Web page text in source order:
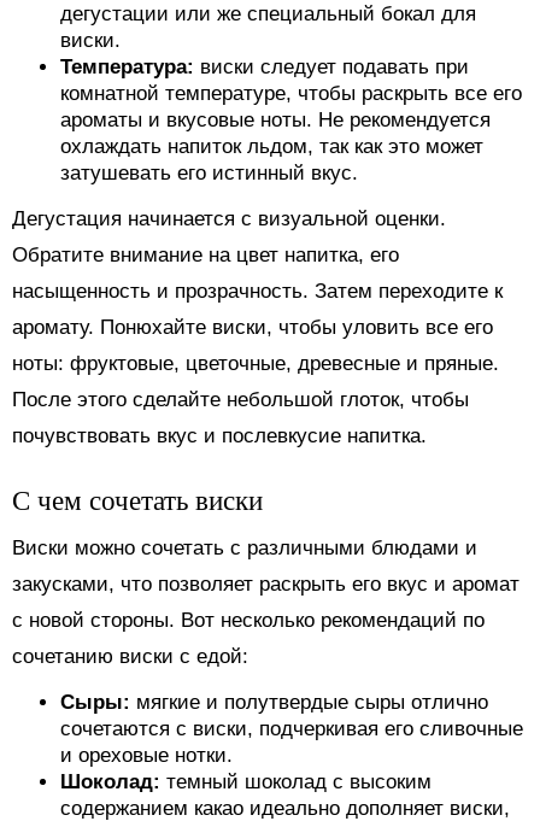
дегустации или же специальный бокал для
виски.
Температура: виски следует подавать при
комнатной температуре, чтобы раскрыть все его
ароматы и вкусовые ноты. Не рекомендуется
охлаждать напиток льдом, так как это может
затушевать его истинный вкус.
Дегустация начинается с визуальной оценки.
Обратите внимание на цвет напитка, его
насыщенность и прозрачность. Затем переходите к
аромату. Понюхайте виски, чтобы уловить все его
ноты: фруктовые, цветочные, древесные и пряные.
После этого сделайте небольшой глоток, чтобы
почувствовать вкус и послевкусие напитка.
С чем сочетать виски
Виски можно сочетать с различными блюдами и
закусками, что позволяет раскрыть его вкус и аромат
с новой стороны. Вот несколько рекомендаций по
сочетанию виски с едой:
Сыры: мягкие и полутвердые сыры отлично
сочетаются с виски, подчеркивая его сливочные
и ореховые нотки.
Шоколад: темный шоколад с высоким
содержанием какао идеально дополняет виски,